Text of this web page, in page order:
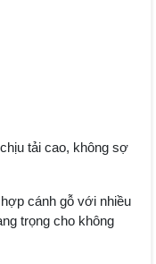
tải cao, không sợ
cánh gỗ với nhiều
trọng cho không